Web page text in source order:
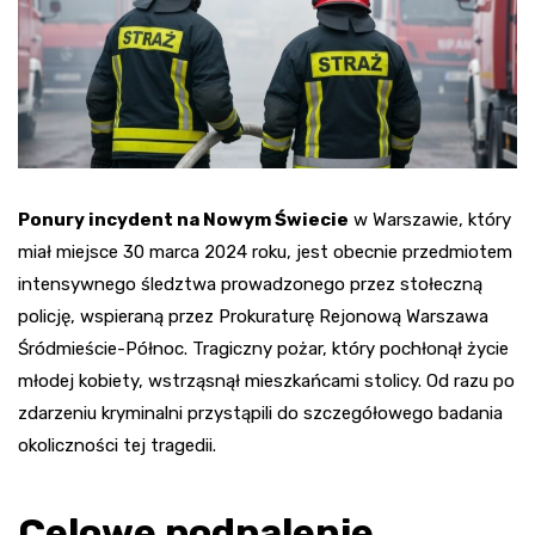
Ponury incydent na Nowym Świecie w Warszawie, który
miał miejsce 30 marca 2024 roku, jest obecnie przedmiotem
intensywnego śledztwa prowadzonego przez stołeczną
policję, wspieraną przez Prokuraturę Rejonową Warszawa
Śródmieście-Północ. Tragiczny pożar, który pochłonął życie
młodej kobiety, wstrząsnął mieszkańcami stolicy. Od razu po
zdarzeniu kryminalni przystąpili do szczegółowego badania
okoliczności tej tragedii.